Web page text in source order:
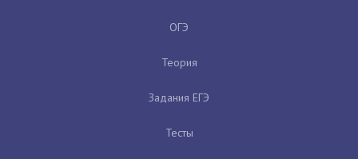
ОГЭ
Теория
Задания ЕГЭ
Тесты